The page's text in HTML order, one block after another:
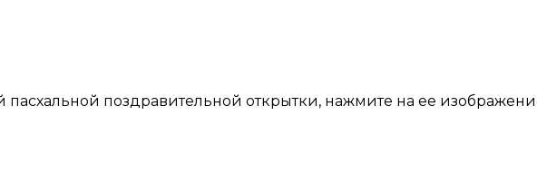
пасхальной поздравительной открытки, нажмите на ее